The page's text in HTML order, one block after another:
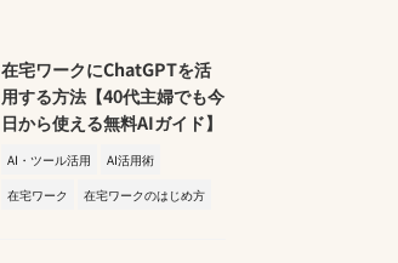
在宅ワークにChatGPTを活
用する方法【40代主婦でも今
日から使える無料AIガイド】
AI・ツール活用
AI活用術
在宅ワーク
在宅ワークのはじめ方